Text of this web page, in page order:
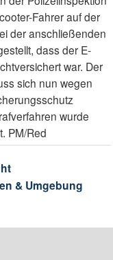
Fahrer auf der
der anschließenden
dass der E-
war. Der
sich nun wegen
wurde
PM/Red
& Umgebung